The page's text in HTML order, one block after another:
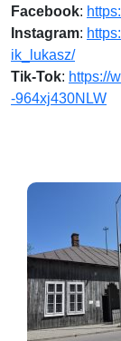
Facebook:
Instagram:
ik_lukasz/
Tik-Tok: https://
-964xj430NLW